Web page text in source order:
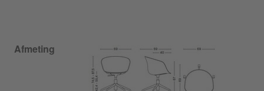
Afmeting